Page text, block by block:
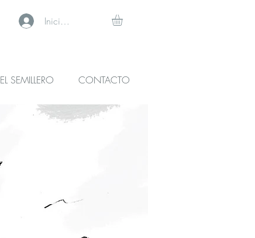
Iniciar sesión
EL SEMILLERO CONTACTO